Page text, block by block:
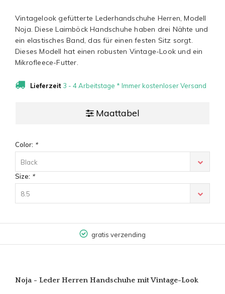
Vintagelook gefütterte Lederhandschuhe Herren, Modell
Noja. Diese Laimböck Handschuhe haben drei Nähte und
ein elastisches Band, das für einen festen Sitz sorgt.
Dieses Modell hat einen robusten Vintage-Look und ein
Mikrofleece-Futter.
Lieferzeit 3 - 4 Arbeitstage * Immer kostenloser Versand
Maattabel
Color: *
Black
Size: *
8.5
gratis verzending
Noja - Leder Herren Handschuhe mit Vintage-Look